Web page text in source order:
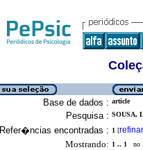
Base de dados : article
Pesquisa : SOUSA,
Refer�ncias encontradas : 1 [refinar
Mostrando: 1 .. 1 no